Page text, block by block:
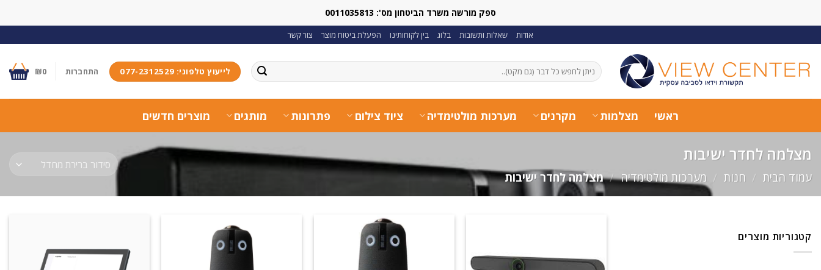
ספק מורשה משרד הביטחון מס': 0011035813
אודות שאלות ותשובות בלוג בין לקוחותינו הפעלת ביטוח מוצר צור קשר
חיפוש
עבור:
לייעוץ טלפוני: 077-2312529 התחברות ₪0
ראשי מצלמות מקרנים מערכות מולטימדיה ציוד צילום פתרונות מותגים מוצרים חדשים
מצלמה לחדר ישיבות
עמוד הבית / חנות / מערכות מולטימדיה / מצלמה לחדר ישיבות
קטגוריות מוצרים